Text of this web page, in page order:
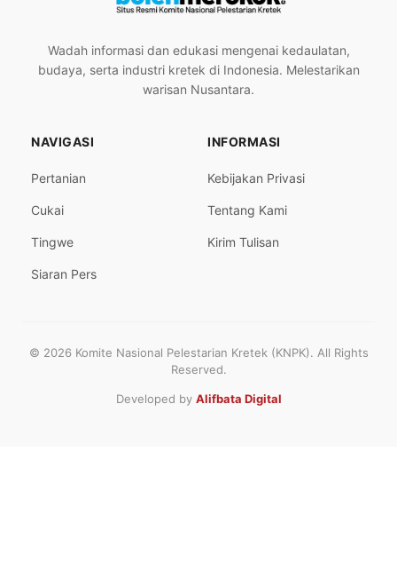
Wadah informasi dan edukasi mengenai kedaulatan,
budaya, serta industri kretek di Indonesia. Melestarikan
warisan Nusantara.
NAVIGASI
Pertanian
Cukai
Tingwe
Siaran Pers
INFORMASI
Kebijakan Privasi
Tentang Kami
Kirim Tulisan
© 2026 Komite Nasional Pelestarian Kretek (KNPK). All Rights
Reserved.
Developed by Alifbata Digital